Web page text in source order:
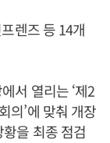
렌즈 등 14개
서 열리는 ‘제2
의’에 맞춰 개장
을 최종 점검